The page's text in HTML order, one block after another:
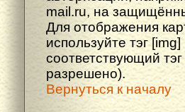
mail.ru, на
Для отображения
используйте тэг
соответствующий
разрешено).
Вернуться к началу